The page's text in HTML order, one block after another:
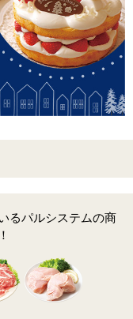
るパルシステムの商